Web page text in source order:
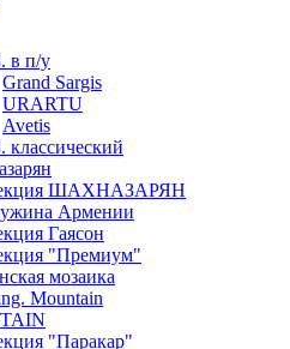
в п/у
Grand Sargis
URARTU
Avetis
классический
ШАХНАЗАРЯН
Армении
Гаясон
"Премиум"
мозаика
Mountain
"Паракар"